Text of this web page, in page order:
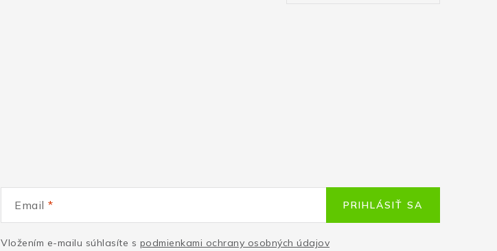
Email
Vložením e-mailu súhlasíte s podmienkami ochrany osobných údajov
PRIHLÁSIŤ SA